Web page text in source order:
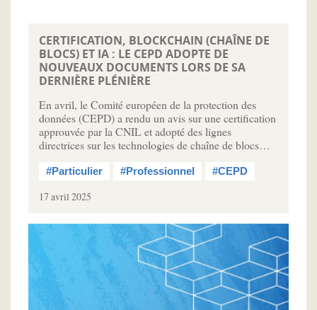
CERTIFICATION, BLOCKCHAIN (CHAÎNE DE
BLOCS) ET IA : LE CEPD ADOPTE DE
NOUVEAUX DOCUMENTS LORS DE SA
DERNIÈRE PLÉNIÈRE
En avril, le Comité européen de la protection des
données (CEPD) a rendu un avis sur une certification
approuvée par la CNIL et adopté des lignes
directrices sur les technologies de chaîne de blocs…
#Particulier #Professionnel #CEPD
17 avril 2025